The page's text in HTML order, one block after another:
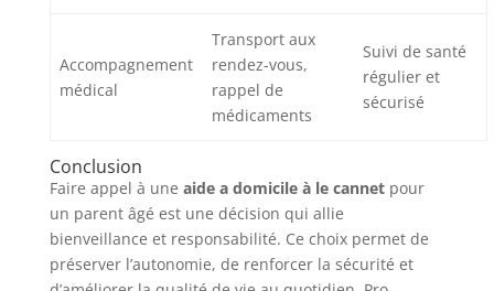
Accompagnement
médical
Transport aux
rendez-vous,
rappel de
médicaments
Suivi de santé
régulier et
sécurisé
Conclusion
Faire appel à une aide a domicile à le cannetpour
un parent âgé est une décision qui allie
bienveillance et responsabilité. Ce choix permet de
préserver l’autonomie, de renforcer la sécurité et